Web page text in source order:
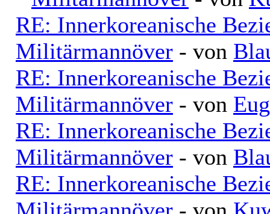
RE: Innerkoreanische
Militärmannöver - von
RE: Innerkoreanische
Militärmannöver - von
RE: Innerkoreanische
Militärmannöver - von
RE: Innerkoreanische